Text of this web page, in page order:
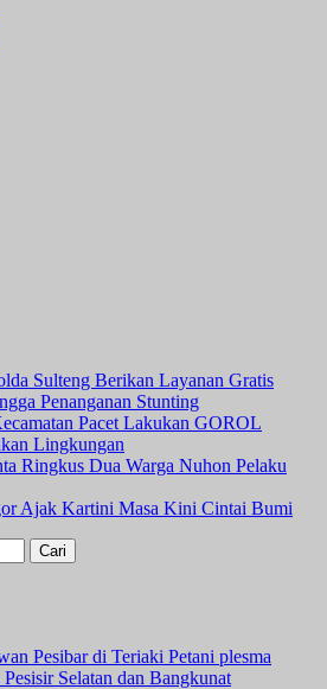
Sulteng Berikan Layanan Gratis
Penanganan Stunting
Pacet Lakukan GOROL
Lingkungan
Ringkus Dua Warga Nuhon Pelaku
Ajak Kartini Masa Kini Cintai Bumi
Pesibar di Teriaki Petani plesma
Selatan dan Bangkunat